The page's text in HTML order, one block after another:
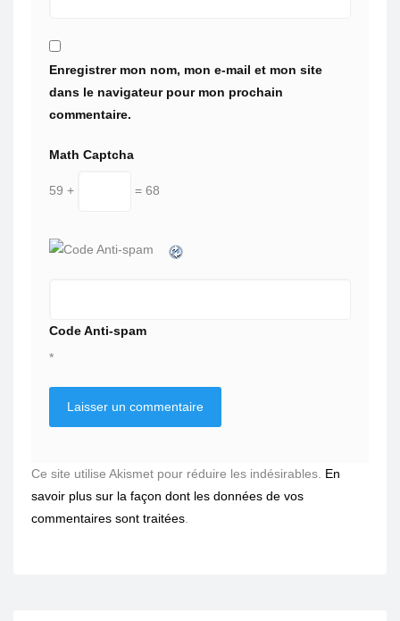
Enregistrer mon nom, mon e-mail et mon site
dans le navigateur pour mon prochain
commentaire.
Math Captcha
59 + = 68
Code Anti-spam
*
Ce site utilise Akismet pour réduire les indésirables. En
savoir plus sur la façon dont les données de vos
commentaires sont traitées